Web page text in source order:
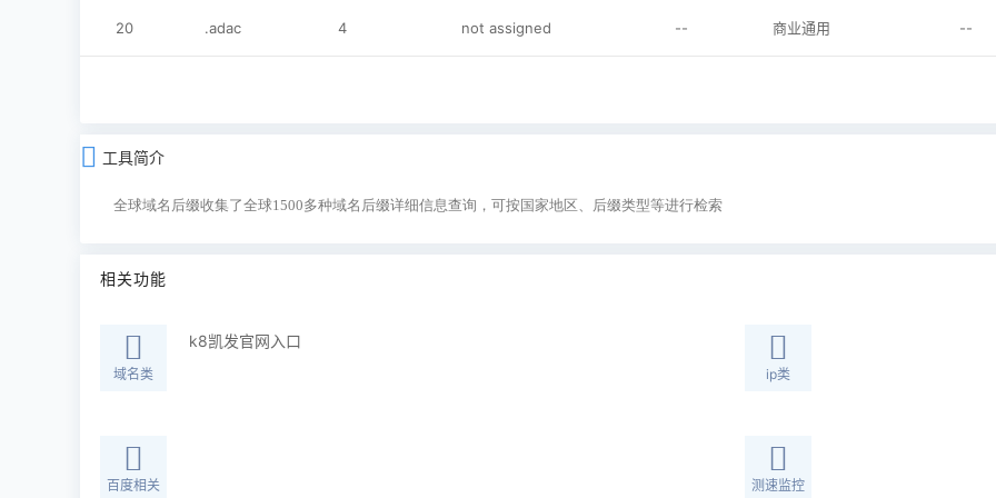
20 .adac 4 not assigned -- 商业通用 --
工具简介
全球域名后缀收集了全球1500多种域名后缀详细信息查询，可按国家地区、后缀类型等进行检索
相关功能
域名类
k8凯发官网入口
ip类
百度相关 测速监控